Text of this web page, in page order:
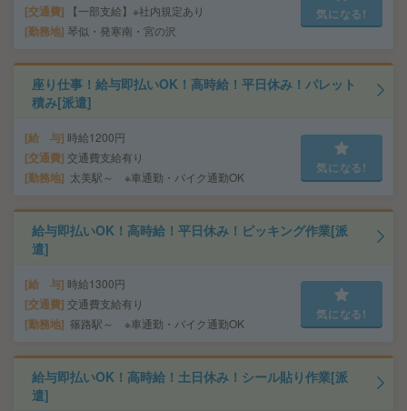
交通費 【一部支給】※社内規定あり
勤務地 琴似・発寒南・宮の沢
気になる!
座り仕事！給与即払いOK！高時給！平日休み！パレット
積み[派遣]
給 与 時給1200円
交通費 交通費支給有り
勤務地 太美駅～ ※車通勤・バイク通勤OK
気になる!
給与即払いOK！高時給！平日休み！ピッキング作業[派
遣]
給 与 時給1300円
交通費 交通費支給有り
勤務地 篠路駅～ ※車通勤・バイク通勤OK
気になる!
給与即払いOK！高時給！土日休み！シール貼り作業[派
遣]